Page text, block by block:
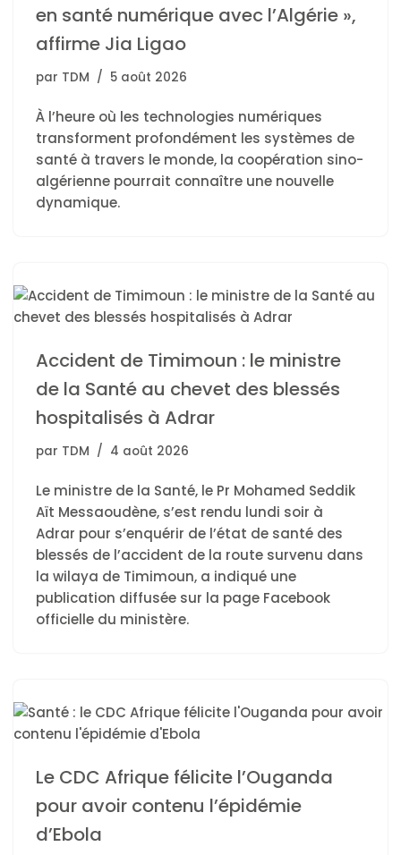
en santé numérique avec l’Algérie »,
affirme Jia Ligao
par TDM 5 août 2026
À l’heure où les technologies numériques
transforment profondément les systèmes de
santé à travers le monde, la coopération sino-
algérienne pourrait connaître une nouvelle
dynamique.
Accident de Timimoun : le ministre
de la Santé au chevet des blessés
hospitalisés à Adrar
par TDM 4 août 2026
Le ministre de la Santé, le Pr Mohamed Seddik
Aït Messaoudène, s’est rendu lundi soir à
Adrar pour s’enquérir de l’état de santé des
blessés de l’accident de la route survenu dans
la wilaya de Timimoun, a indiqué une
publication diffusée sur la page Facebook
officielle du ministère.
Le CDC Afrique félicite l’Ouganda
pour avoir contenu l’épidémie
d’Ebola